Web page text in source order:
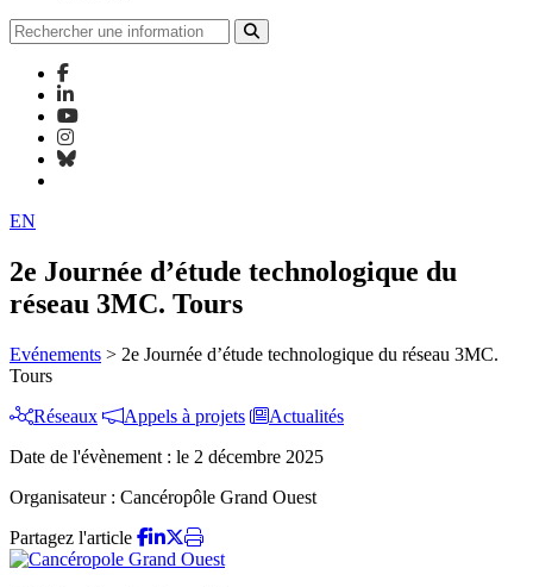
EN
2e Journée d’étude technologique du
réseau 3MC. Tours
Evénements > 2e Journée d’étude technologique du réseau 3MC.
Tours
Réseaux
Appels à projets
Actualités
Date de l'évènement : le 2 décembre 2025
Organisateur : Cancéropôle Grand Ouest
Partagez l'article